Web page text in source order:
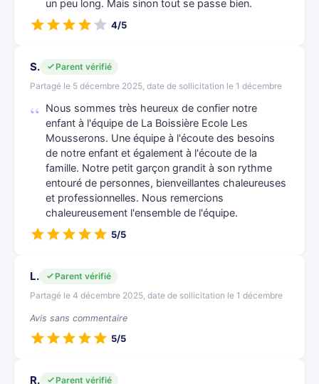
un peu long. Mais sinon tout se passe bien.
4/5
S.
Parent vérifié
Partagé le 5 décembre 2025, date de sollicitation le 1 décembre
Nous sommes très heureux de confier notre
enfant à l'équipe de La Boissière Ecole Les
Mousserons. Une équipe à l'écoute des besoins
de notre enfant et également à l'écoute de la
famille. Notre petit garçon grandit à son rythme
entouré de personnes, bienveillantes chaleureuses
et professionnelles. Nous remercions
chaleureusement l'ensemble de l'équipe.
5/5
L.
Parent vérifié
Partagé le 4 décembre 2025, date de sollicitation le 1 décembre
Avis sans commentaire
5/5
R.
Parent vérifié